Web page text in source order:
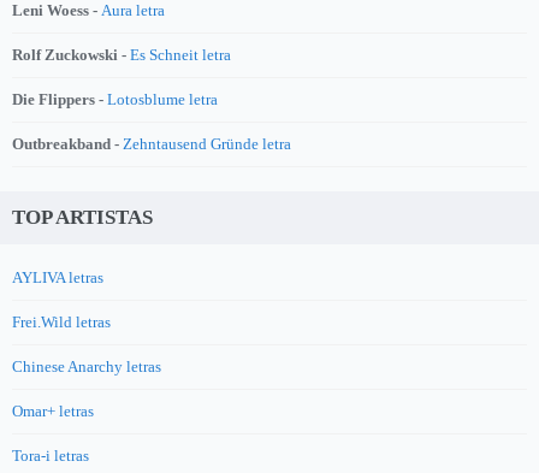
Leni Woess - Aura letra
Rolf Zuckowski - Es Schneit letra
Die Flippers - Lotosblume letra
Outbreakband - Zehntausend Gründe letra
TOP ARTISTAS
AYLIVA letras
Frei.Wild letras
Chinese Anarchy letras
Omar+ letras
Tora-i letras